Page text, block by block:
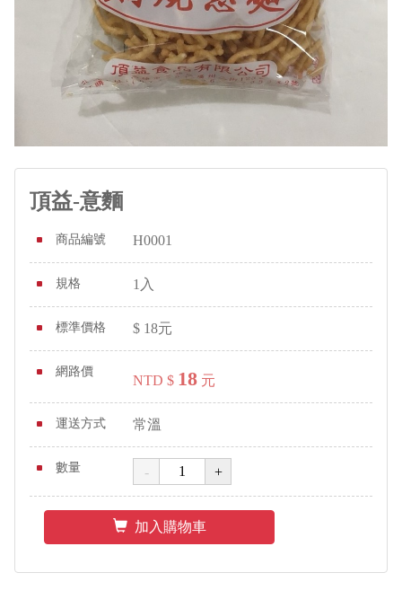
頂益-意麵
商品編號 H0001
規格 1入
標準價格 $ 18元
網路價
NTD $ 18 元
運送方式 常溫
數量
加入購物車